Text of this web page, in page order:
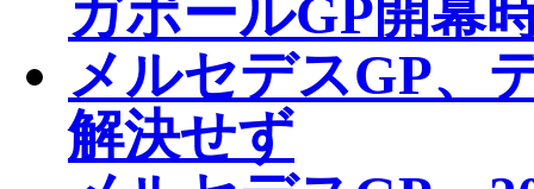
ガポールGP開幕
メルセデスGP、
解決せず